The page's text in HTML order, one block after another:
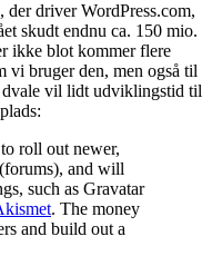
driver WordPress.com,
skudt endnu ca. 150 mio.
ikke blot kommer flere
vi bruger den, men også til
dvale vil lidt udviklingstid til
roll out newer,
and will
such as Gravatar
. The money
and build out a